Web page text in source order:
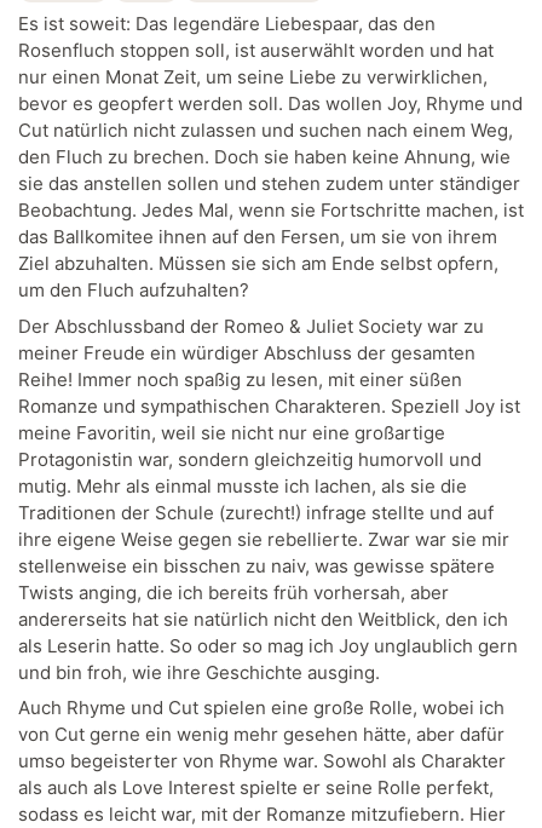
Es ist soweit: Das legendäre Liebespaar, das den
Rosenfluch stoppen soll, ist auserwählt worden und hat
nur einen Monat Zeit, um seine Liebe zu verwirklichen,
bevor es geopfert werden soll. Das wollen Joy, Rhyme und
Cut natürlich nicht zulassen und suchen nach einem Weg,
den Fluch zu brechen. Doch sie haben keine Ahnung, wie
sie das anstellen sollen und stehen zudem unter ständiger
Beobachtung. Jedes Mal, wenn sie Fortschritte machen, ist
das Ballkomitee ihnen auf den Fersen, um sie von ihrem
Ziel abzuhalten. Müssen sie sich am Ende selbst opfern,
um den Fluch aufzuhalten?
Der Abschlussband der Romeo & Juliet Society war zu
meiner Freude ein würdiger Abschluss der gesamten
Reihe! Immer noch spaßig zu lesen, mit einer süßen
Romanze und sympathischen Charakteren. Speziell Joy ist
meine Favoritin, weil sie nicht nur eine großartige
Protagonistin war, sondern gleichzeitig humorvoll und
mutig. Mehr als einmal musste ich lachen, als sie die
Traditionen der Schule (zurecht!) infrage stellte und auf
ihre eigene Weise gegen sie rebellierte. Zwar war sie mir
stellenweise ein bisschen zu naiv, was gewisse spätere
Twists anging, die ich bereits früh vorhersah, aber
andererseits hat sie natürlich nicht den Weitblick, den ich
als Leserin hatte. So oder so mag ich Joy unglaublich gern
und bin froh, wie ihre Geschichte ausging.
Auch Rhyme und Cut spielen eine große Rolle, wobei ich
von Cut gerne ein wenig mehr gesehen hätte, aber dafür
umso begeisterter von Rhyme war. Sowohl als Charakter
als auch als Love Interest spielte er seine Rolle perfekt,
sodass es leicht war, mit der Romanze mitzufiebern. Hier